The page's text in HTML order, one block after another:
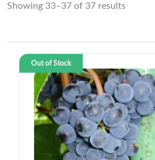
Showing 33–37 of 37 results
Out of Stock